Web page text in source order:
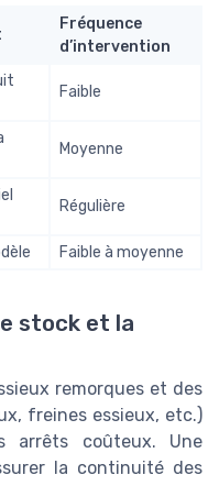
Fréquence
d’intervention
Faible
Moyenne
Régulière
Faible à moyenne
stock et la
remorques et des
freines essieux, etc.)
arrêts coûteux. Une
la continuité des